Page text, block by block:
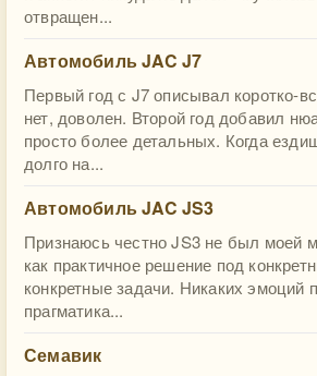
отвращен...
Автомобиль JAC J7
Первый год с J7 описывал коротко-
нет, доволен. Второй год добавил
просто более детальных. Когда
долго на...
Автомобиль JAC JS3
Признаюсь честно JS3 не был моей
как практичное решение под
конкретные задачи. Никаких эмоций
прагматика...
Семавик